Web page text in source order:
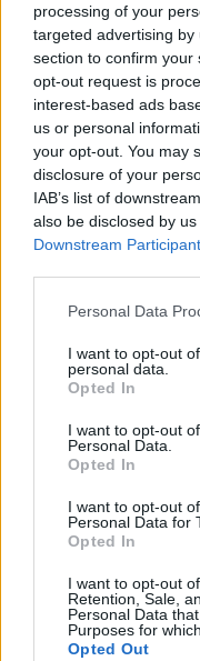
processing of your
targeted advertising
section to confirm your
opt-out request is
interest-based ads
us or personal
your opt-out. You may
disclosure of your
IAB’s list of
also be disclosed by
Downstream
Please note that this
not limited to your visit
grant or deny consent
use your data for
consent section.
Personal Data
I want to opt-out
personal data.
Opted In
I want to opt-out
Personal Data.
Opted In
I want to opt-out
Personal Data for
Opted In
I want to opt-out
Retention, Sale,
Personal Data
Purposes for
Opted Out
A gyermekek és
százalékra tehető
aránya, vagyis
gyerek érintett. A
alatt alakulnak ki,
gyakran csak
sokkal nehezebb
beavatkozni.
Másképp is
A szülők
egyetértenek:
gyermekükkel az
pedagógusnak